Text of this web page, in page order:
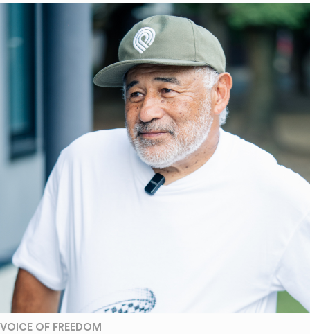
VOICE OF FREEDOM